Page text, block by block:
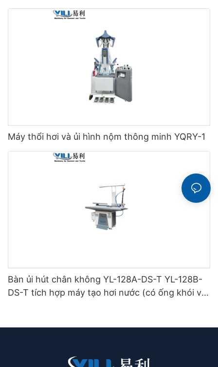
Máy thổi hơi và ủi hình nộm thông minh YQRY-1
Bàn ủi hút chân không YL-128A-DS-T YL-128B-
DS-T tích hợp máy tạo hơi nước (có ống khói và